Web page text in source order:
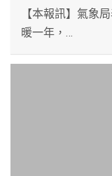
【本報訊】氣象
暖一年，…